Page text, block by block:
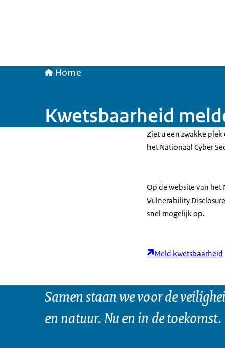
Home
Kwetsbaarheid
Ziet u een zwakke
het Nationaal Cyber
Op de website van het
Vulnerability
snel mogelijk op.
Meld kwetsbaarheid
Samen staan we voor de
en natuur. Nu en in de toekomst.